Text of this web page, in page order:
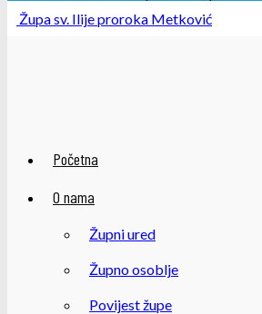
Župa sv. Ilije proroka Metković
Početna
O nama
Župni ured
Župno osoblje
Povijest župe